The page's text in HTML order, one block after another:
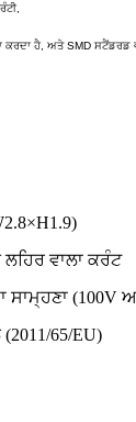
ਕਰਦਾ ਹੈ, ਅਤੇ SMD ਸਟੈਂਡਰਡ
ਵਾਲਾ ਕਰੰਟ
(100V
65/EU)